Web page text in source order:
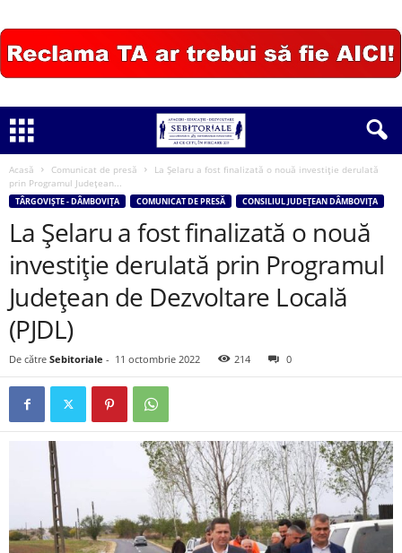
Acasă Comunicat de presă
La Șelaru a fost finalizată o nouă investiție derulată
prin Programul Județean...
TÂRGOVIȘTE - DÂMBOVIȚA COMUNICAT DE PRESĂ CONSILIUL JUDEȚEAN DÂMBOVIȚA
La Șelaru a fost finalizată o nouă
investiție derulată prin Programul
Județean de Dezvoltare Locală
(PJDL)
De către Sebitoriale - 11 octombrie 2022 214 0